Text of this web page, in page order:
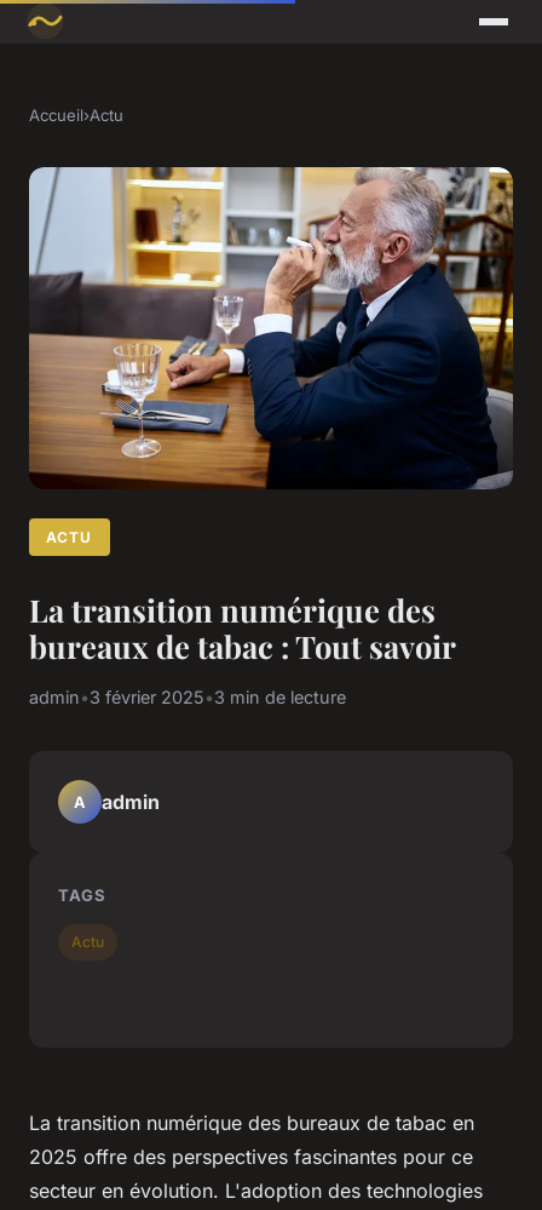
Accueil›Actu
ACTU
La transition numérique des
bureaux de tabac : Tout savoir
admin•3 février 2025•3 min de lecture
La transition numérique des bureaux de tabac en
2025 offre des perspectives fascinantes pour ce
secteur en évolution. L'adoption des technologies
A admin
TAGS
Actu